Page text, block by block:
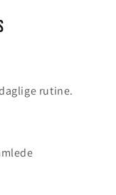
rutine.